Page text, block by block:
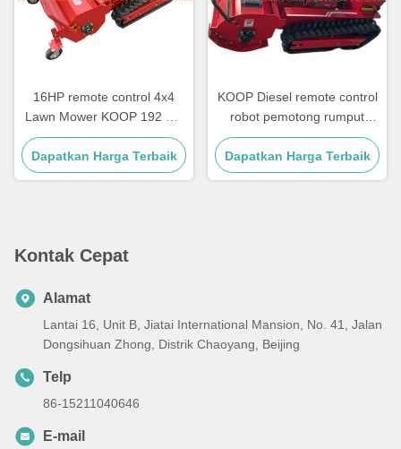
16HP remote control 4x4
Lawn Mower KOOP 192 RC
Lawnmower CE persetujuan
Dapatkan Harga Terbaik
KOOP Diesel remote control
robot pemotong rumput
12HP remote mower untuk
bukit
Dapatkan Harga Terbaik
Kontak Cepat
Alamat
Lantai 16, Unit B, Jiatai International Mansion, No. 41, Jalan
Dongsihuan Zhong, Distrik Chaoyang, Beijing
Telp
86-15211040646
E-mail